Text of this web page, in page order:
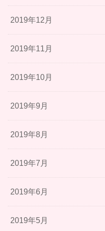
2019年12月
2019年11月
2019年10月
2019年9月
2019年8月
2019年7月
2019年6月
2019年5月